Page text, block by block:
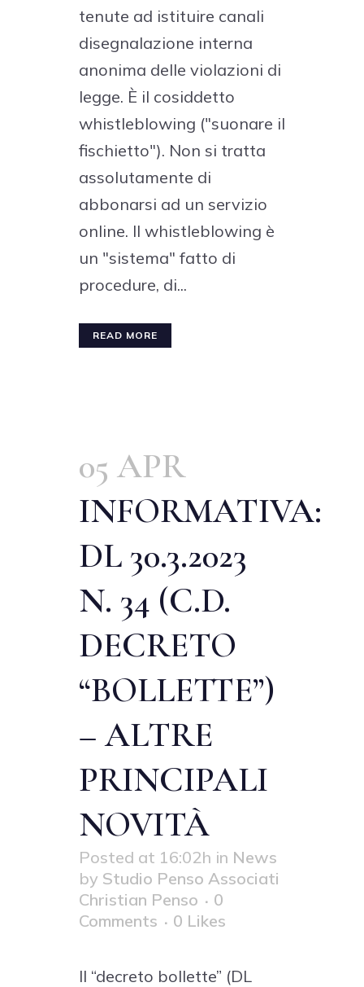
tenute ad istituire canali
disegnalazione interna
anonima delle violazioni di
legge. È il cosiddetto
whistleblowing ("suonare il
fischietto"). Non si tratta
assolutamente di
abbonarsi ad un servizio
online. Il whistleblowing è
un "sistema" fatto di
procedure, di...
READ MORE
05 APR
INFORMATIVA:
DL 30.3.2023
N. 34 (C.D.
DECRETO
“BOLLETTE”)
– ALTRE
PRINCIPALI
NOVITÀ
Posted at 16:02h in News
by Studio Penso Associati
Christian Penso
0
Comments
0 Likes
Il “decreto bollette” (DL